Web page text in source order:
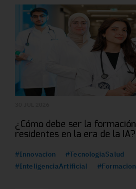
¿Cómo debe ser la
residentes en la era de la IA?
#Innovacion
#TecnologiaSalud
#InteligenciaArtificial
#Formacion